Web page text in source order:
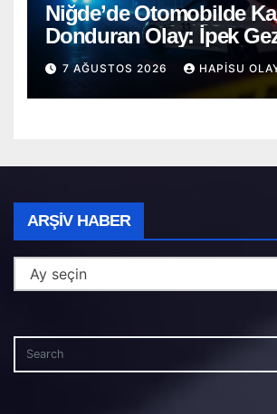
Niğde’de Otomobilde
Donduran Olay: İpek
Hayatını Kaybetti, Ömer
Yaralı
7 AĞUSTOS 2026 HAPISU
ARŞIV HABER
Haber